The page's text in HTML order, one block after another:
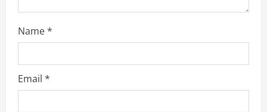
Name*
Email *